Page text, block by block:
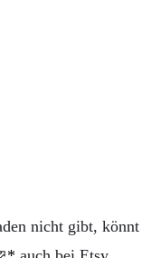
nicht gibt, könnt